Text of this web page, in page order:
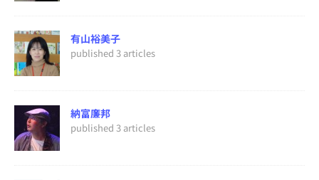
有山裕美子
published 3 articles
納富廉邦
published 3 articles